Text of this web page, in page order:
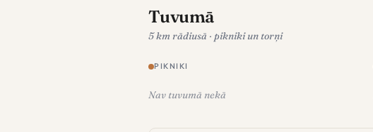
Tuvumā
5 km rādiusā · pikniki un torņi
PIKNIKI
Nav tuvumā nekā